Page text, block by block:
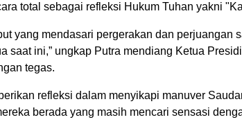
total sebagai refleksi Hukum Tuhan yakni
yang mendasari pergerakan dan perjuangan
saat ini,” ungkap Putra mendiang Ketua
tegas.
refleksi dalam menyikapi manuver
berada yang masih mencari sensasi